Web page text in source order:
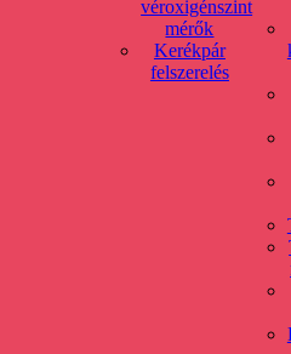
véroxigénszint
mérők
Kerékpár
felszerelés